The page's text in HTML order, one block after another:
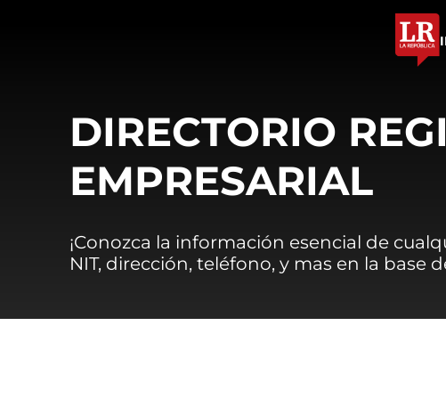
DIRECTORIO
EMPRESARIAL
¡Conozca la información esencial de
NIT, dirección, teléfono, y mas en la base